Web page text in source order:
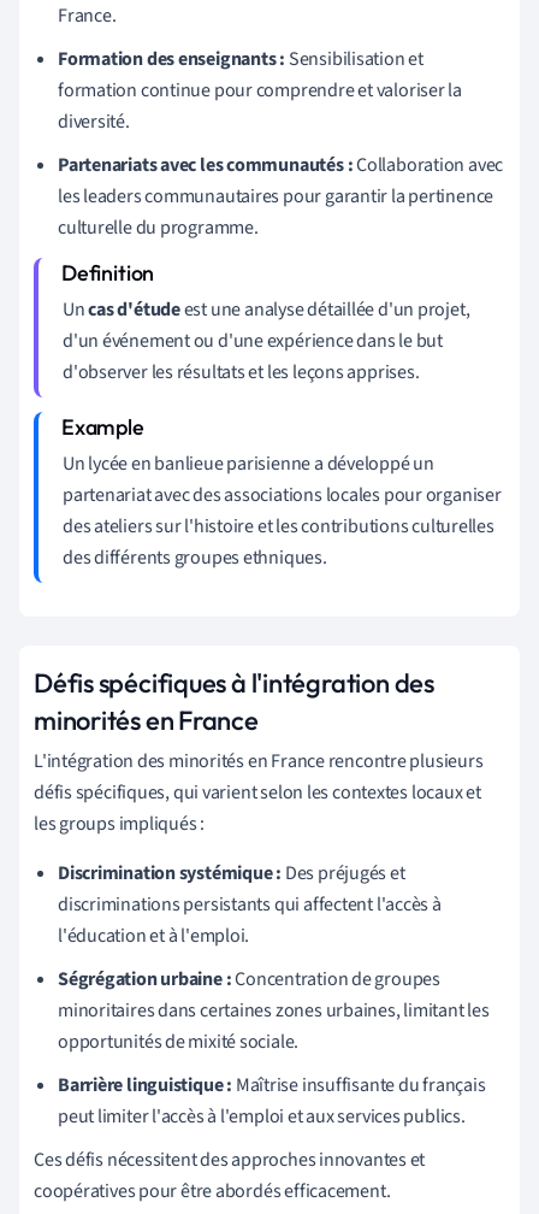
France.
Formation des enseignants : Sensibilisation et
formation continue pour comprendre et valoriser la
diversité.
Partenariats avec les communautés :Collaboration avec
les leaders communautaires pour garantir la pertinence
culturelle du programme.
Uncas d'étudeest une analyse détaillée d'un projet,
d'un événement ou d'une expérience dans le but
d'observer les résultats et les leçons apprises.
Un lycée en banlieue parisienne a développé un
partenariat avec des associations locales pour organiser
des ateliers sur l'histoire et les contributions culturelles
des différents groupes ethniques.
Défis spécifiques à l'intégration des
minorités en France
L'intégration des minorités en France rencontre plusieurs
défis spécifiques, qui varient selon les contextes locaux et
les groups impliqués :
Discrimination systémique : Des préjugés et
discriminations persistants qui affectent l'accès à
l'éducation et à l'emploi.
Ségrégation urbaine :Concentration de groupes
minoritaires dans certaines zones urbaines, limitant les
opportunités de mixité sociale.
Barrière linguistique : Maîtrise insuffisante du français
peut limiter l'accès à l'emploi et aux services publics.
Ces défis nécessitent des approches innovantes et
coopératives pour être abordés efficacement.